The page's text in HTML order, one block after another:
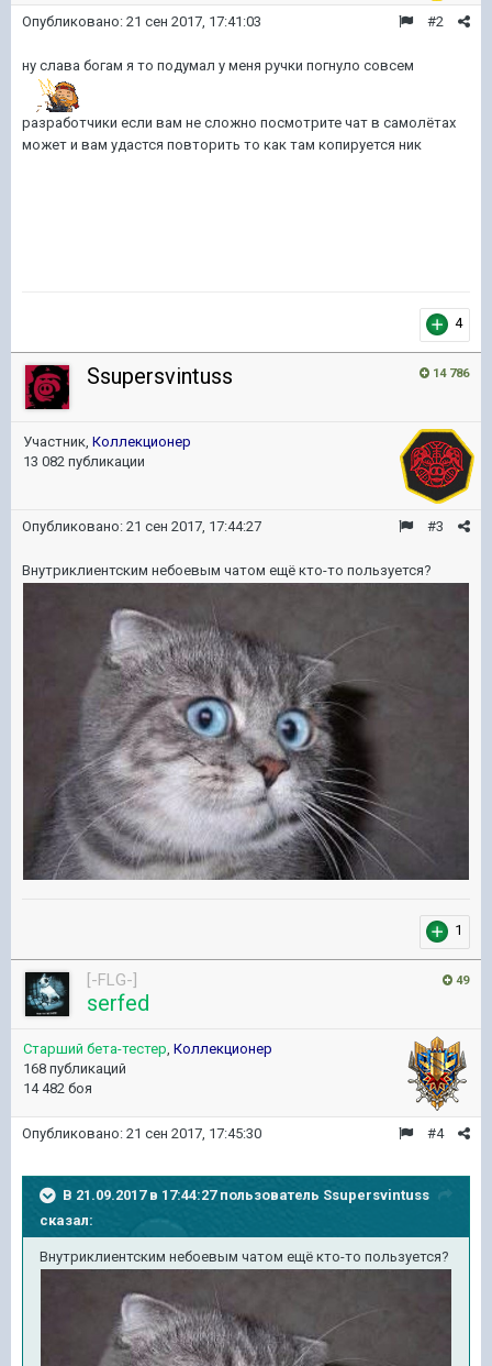
#2
Опубликовано: 21 сен 2017, 17:41:03
ну слава богам я то подумал у меня ручки погнуло совсем
разработчики если вам не сложно посмотрите чат в самолётах
может и вам удастся повторить то как там копируется ник
4
14 786
Ssupersvintuss
Участник, Коллекционер
13 082 публикации
#3
Опубликовано: 21 сен 2017, 17:44:27
Внутриклиентским небоевым чатом ещё кто-то пользуется?
1
49
[-FLG-]
serfed
Старший бета-тестер Коллекционер
168 публикаций
14 482 боя
#4
Опубликовано: 21 сен 2017, 17:45:30
В 21.09.2017 в 17:44:27 пользователь Ssupersvintuss
сказал:
Внутриклиентским небоевым чатом ещё кто-то пользуется?